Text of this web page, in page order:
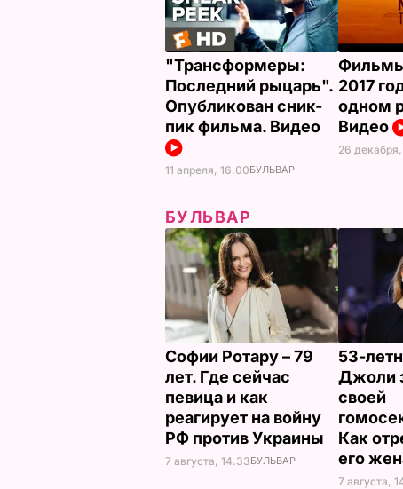
"Трансформеры:
Последний рыцарь".
Опубликован сник-
пик фильма. Видео
11 апреля, 16.00БУЛЬВАР
2017
одном
Видео
26
БУЛЬВАР
Софии Ротару – 79
лет. Где сейчас
певица и как
реагирует на войну
РФ против Украины
7 августа, 14.33БУЛЬВАР
53-
Джоли
своей
Как
его
7 августа,